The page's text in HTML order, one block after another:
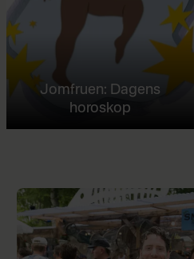
Jomfruen: Dagens
horoskop